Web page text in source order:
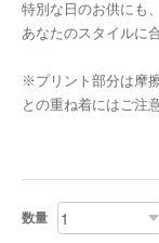
特別な日のお供にも
あなたのスタイルに
※プリント部分は摩
との重ね着にはご注
数量